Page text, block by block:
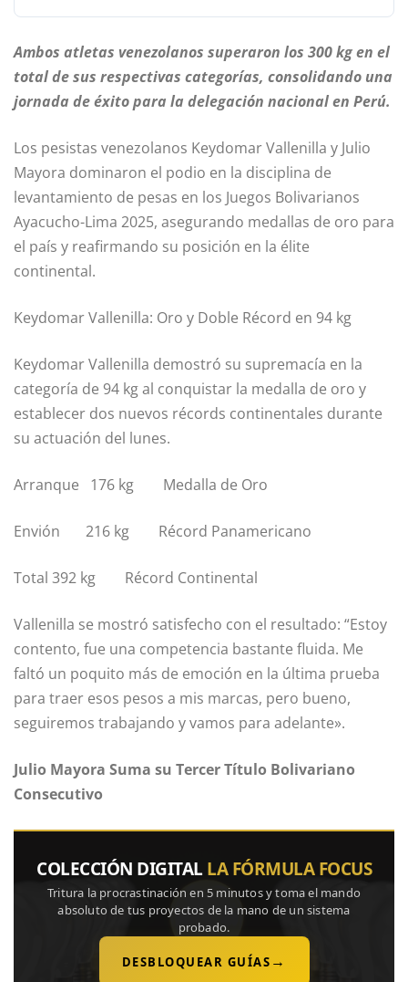
Ambos atletas venezolanos superaron los 300 kg en el
total de sus respectivas categorías, consolidando una
jornada de éxito para la delegación nacional en Perú.
Los pesistas venezolanos Keydomar Vallenilla y Julio
Mayora dominaron el podio en la disciplina de
levantamiento de pesas en los Juegos Bolivarianos
Ayacucho-Lima 2025, asegurando medallas de oro para
el país y reafirmando su posición en la élite
continental.
Keydomar Vallenilla: Oro y Doble Récord en 94 kg
Keydomar Vallenilla demostró su supremacía en la
categoría de 94 kg al conquistar la medalla de oro y
establecer dos nuevos récords continentales durante
su actuación del lunes.
Arranque 176 kg Medalla de Oro
Envión 216 kg Récord Panamericano
Total 392 kg Récord Continental
Vallenilla se mostró satisfecho con el resultado: “Estoy
contento, fue una competencia bastante fluida. Me
faltó un poquito más de emoción en la última prueba
para traer esos pesos a mis marcas, pero bueno,
seguiremos trabajando y vamos para adelante».
Julio Mayora Suma su Tercer Título Bolivariano
Consecutivo
COLECCIÓN DIGITAL LA FÓRMULA FOCUS
Tritura la procrastinación en 5 minutos y toma el mando
absoluto de tus proyectos de la mano de un sistema
probado.
DESBLOQUEAR GUÍAS →